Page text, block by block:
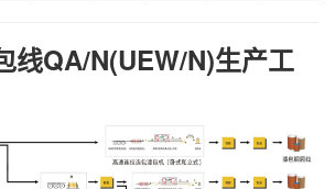
线QA/N(UEW/N)生产工